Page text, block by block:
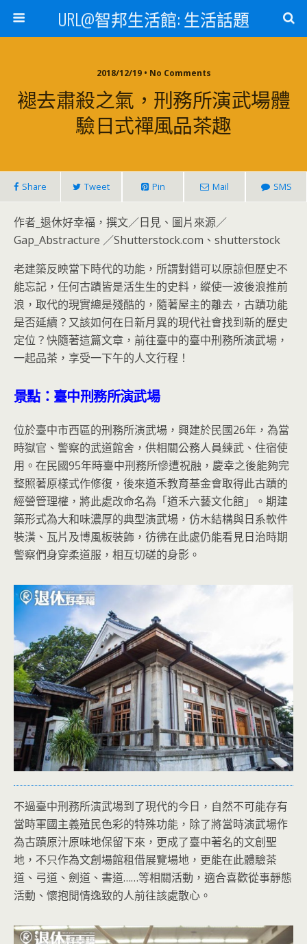
URL@智邦生活館: 生活話題
2018/12/19 • No Comments
褪去肅殺之氣，刑務所演武場體
驗日式禪風品茶趣
Share Tweet Pin Mail SMS
作者_退休好幸福，撰文／日見、圖片來源／
Gap_Abstracture ／Shutterstock.com、shutterstock
老建築反映當下時代的功能，所謂對錯可以原諒但歷史不
能忘記，任何古蹟皆是活生生的史料，縱使一波後浪推前
浪，取代的現實總是殘酷的，隨著屋主的離去，古蹟功能
是否延續？又該如何在日新月異的現代社會找到新的歷史
定位？快隨著這篇文章，前往臺中的臺中刑務所演武場，
一起品茶，享受一下午的人文行程！
景點：臺中刑務所演武場
位於臺中市西區的刑務所演武場，興建於民國26年，為當
時獄官、警察的武道館舍，供相關公務人員練武、住宿使
用。在民國95年時臺中刑務所慘遭祝融，慶幸之後能夠完
整照著原樣式作修復，後來道禾教育基金會取得此古蹟的
經營管理權，將此處改命名為「道禾六藝文化館」。期建
築形式為大和味濃厚的典型演武場，仿木結構與日系軟件
裝潢、瓦片及博風板裝飾，彷彿在此處仍能看見日治時期
警察們身穿柔道服，相互切磋的身影。
不過臺中刑務所演武場到了現代的今日，自然不可能存有
當時軍國主義殖民色彩的特殊功能，除了將當時演武場作
為古蹟原汁原味地保留下來，更成了臺中著名的文創聖
地，不只作為文創場館租借展覽場地，更能在此體驗茶
道、弓道、劍道、書道……等相關活動，適合喜歡從事靜態
活動、懷抱閒情逸致的人前往該處散心。